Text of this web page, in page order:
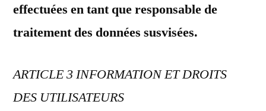
effectuées en tant que responsable de
traitement des données susvisées.
ARTICLE 3 INFORMATION ET DROITS
DES UTILISATEURS